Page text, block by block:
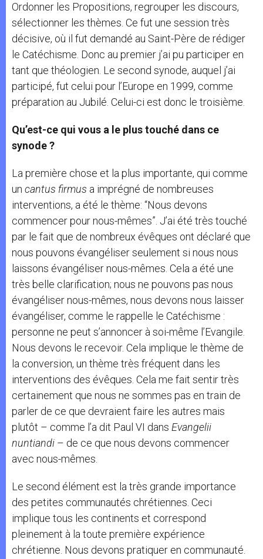
Ordonner les Propositions, regrouper les discours,
sélectionner les thèmes. Ce fut une session très
décisive, où il fut demandé au Saint-Père de rédiger
le Catéchisme. Donc au premier j’ai pu participer en
tant que théologien. Le second synode, auquel j’ai
participé, fut celui pour l’Europe en 1999, comme
préparation au Jubilé. Celui-ci est donc le troisième.
Qu’est-ce qui vous a le plus touché dans ce
synode ?
La première chose et la plus importante, qui comme
un cantus firmus a imprégné de nombreuses
interventions, a été le thème: “Nous devons
commencer pour nous-mêmes”. J’ai été très touché
par le fait que de nombreux évêques ont déclaré que
nous pouvons évangéliser seulement si nous nous
laissons évangéliser nous-mêmes. Cela a été une
très belle clarification; nous ne pouvons pas nous
évangéliser nous-mêmes, nous devons nous laisser
évangéliser, comme le rappelle le Catéchisme :
personne ne peut s’annoncer à soi-même l’Evangile.
Nous devons le recevoir. Cela implique le thème de
la conversion, un thème très fréquent dans les
interventions des évêques. Cela me fait sentir très
certainement que nous ne sommes pas en train de
parler de ce que devraient faire les autres mais
plutôt – comme l’a dit Paul VI dans Evangelii
nuntiandi – de ce que nous devons commencer
avec nous-mêmes.
Le second élément est la très grande importance
des petites communautés chrétiennes. Ceci
implique tous les continents et correspond
pleinement à la toute première expérience
chrétienne. Nous devons pratiquer en communauté.